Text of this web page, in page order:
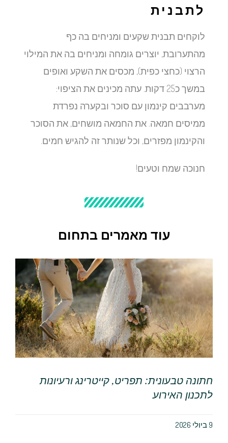
לתבנית
לוקחים תבנית שקעים ומניחים בה כף
מהתערובת, יוצרים גומחה ומניחים בה את המילוי
הרצוי (כחצי כפית), מכסים את השקע ואופים
במשך כ25 דקות. עתה מכינים את הציפוי:
מערבבים קינמון עם סוכר ובקערה נפרדת
ממיסים חמאה. את החמאה מושחים, את הסוכר
והקינמון מפזרים, וכל שנותר זה להגיש חמים.
חנוכה שמח וטעים!
עוד מאמרים בתחום
חתונה טבעונית: תפריט, קייטרינג ורעיונות
לתכנון האירוע
9 ביולי 2026